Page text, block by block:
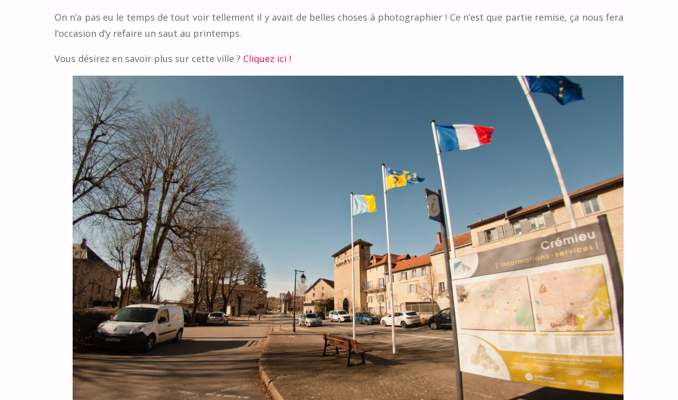
On n’a pas eu le temps de tout voir tellement il y avait de belles choses à photographier ! Ce n’est que partie remise, ça nous fera
l’occasion d’y refaire un saut au printemps.
Vous désirez en savoir plus sur cette ville ? Cliquez ici !